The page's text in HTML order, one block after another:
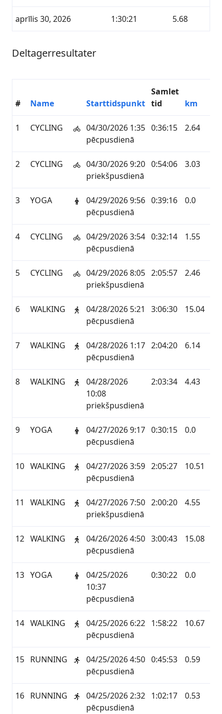
aprīlis 30, 2026 1:30:21 5.68
Deltagerresultater
# Name Starttidspunkt
Samlet
tid
km
1 CYCLING
04/30/2026 1:35
pēcpusdienā
0:36:15 2.64
2 CYCLING
04/30/2026 9:20
priekšpusdienā
0:54:06 3.03
3 YOGA
04/29/2026 9:56
pēcpusdienā
0:39:16 0.0
4 CYCLING
04/29/2026 3:54
pēcpusdienā
0:32:14 1.55
5 CYCLING
04/29/2026 8:05
priekšpusdienā
2:05:57 2.46
6 WALKING
04/28/2026 5:21
pēcpusdienā
3:06:30 15.04
7 WALKING
04/28/2026 1:17
pēcpusdienā
2:04:20 6.14
8 WALKING
04/28/2026
10:08
priekšpusdienā
2:03:34 4.43
9 YOGA
04/27/2026 9:17
pēcpusdienā
0:30:15 0.0
10 WALKING
04/27/2026 3:59
pēcpusdienā
2:05:27 10.51
11 WALKING
04/27/2026 7:50
priekšpusdienā
2:00:20 4.55
12 WALKING
04/26/2026 4:50
pēcpusdienā
3:00:43 15.08
13 YOGA
04/25/2026
10:37
pēcpusdienā
0:30:22 0.0
14 WALKING
04/25/2026 6:22
pēcpusdienā
1:58:22 10.67
15 RUNNING
04/25/2026 4:50
pēcpusdienā
0:45:53 0.59
16 RUNNING
04/25/2026 2:32
pēcpusdienā
1:02:17 0.53